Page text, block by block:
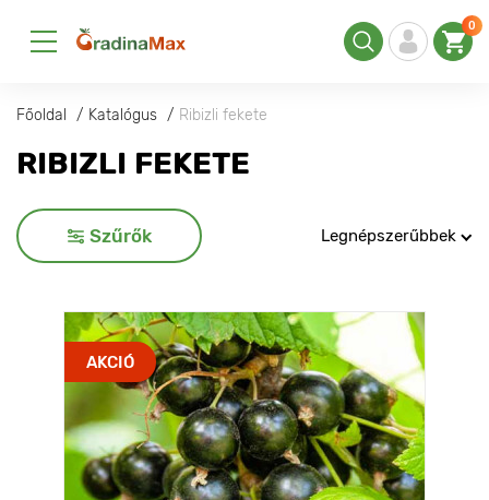
0
Főoldal Katalógus Ribizli fekete
RIBIZLI FEKETE
Szűrők Legnépszerűbbek
AKCIÓ